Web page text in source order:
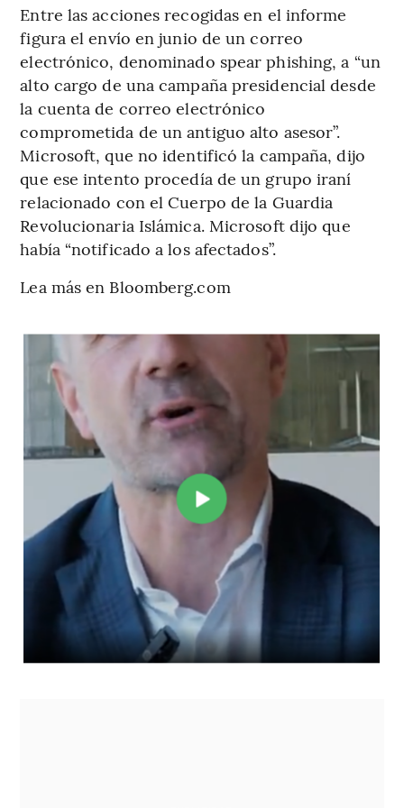
Entre las acciones recogidas en el informe
figura el envío en junio de un correo
electrónico, denominado spear phishing, a “un
alto cargo de una campaña presidencial desde
la cuenta de correo electrónico
comprometida de un antiguo alto asesor”.
Microsoft, que no identificó la campaña, dijo
que ese intento procedía de un grupo iraní
relacionado con el Cuerpo de la Guardia
Revolucionaria Islámica. Microsoft dijo que
había “notificado a los afectados”.
Lea más en Bloomberg.com